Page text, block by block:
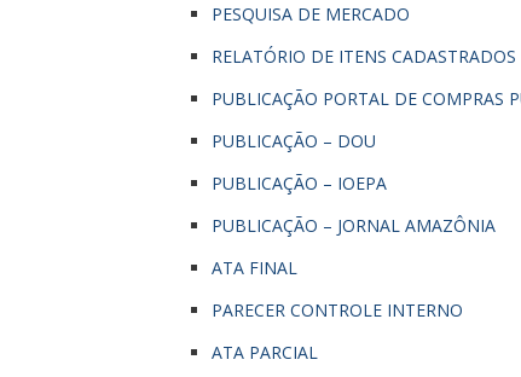
PESQUISA DE MERCADO
RELATÓRIO DE ITENS CADASTRADOS
PUBLICAÇÃO PORTAL DE COMPRAS
PUBLICAÇÃO – DOU
PUBLICAÇÃO – IOEPA
PUBLICAÇÃO – JORNAL AMAZÔNIA
ATA FINAL
PARECER CONTROLE INTERNO
ATA PARCIAL